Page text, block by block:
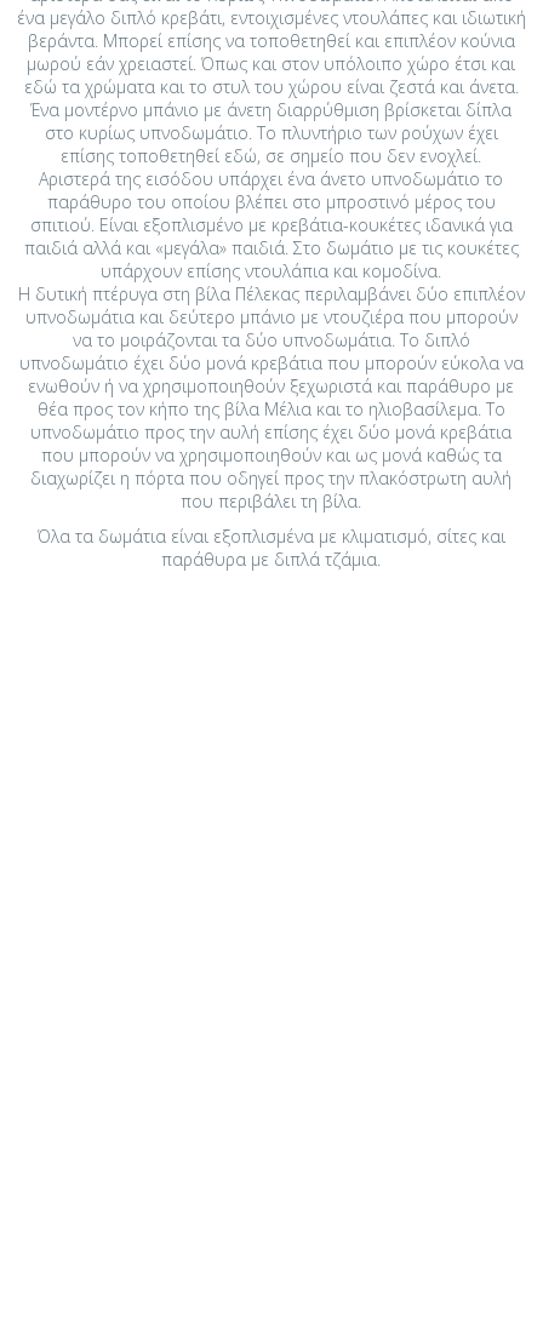
ένα μεγάλο διπλό κρεβάτι, εντοιχισμένες ντουλάπες και ιδιωτική
βεράντα. Μπορεί επίσης να τοποθετηθεί και επιπλέον κούνια
μωρού εάν χρειαστεί. Όπως και στον υπόλοιπο χώρο έτσι και
εδώ τα χρώματα και το στυλ του χώρου είναι ζεστά και άνετα.
Ένα μοντέρνο μπάνιο με άνετη διαρρύθμιση βρίσκεται δίπλα
στο κυρίως υπνοδωμάτιο. Το πλυντήριο των ρούχων έχει
επίσης τοποθετηθεί εδώ, σε σημείο που δεν ενοχλεί.
Αριστερά της εισόδου υπάρχει ένα άνετο υπνοδωμάτιο το
παράθυρο του οποίου βλέπει στο μπροστινό μέρος του
σπιτιού. Είναι εξοπλισμένο με κρεβάτια-κουκέτες ιδανικά για
παιδιά αλλά και «μεγάλα» παιδιά. Στο δωμάτιο με τις κουκέτες
υπάρχουν επίσης ντουλάπια και κομοδίνα.
Η δυτική πτέρυγα στη βίλα Πέλεκας περιλαμβάνει δύο επιπλέον
υπνοδωμάτια και δεύτερο μπάνιο με ντουζιέρα που μπορούν
να το μοιράζονται τα δύο υπνοδωμάτια. Το διπλό
υπνοδωμάτιο έχει δύο μονά κρεβάτια που μπορούν εύκολα να
ενωθούν ή να χρησιμοποιηθούν ξεχωριστά και παράθυρο με
θέα προς τον κήπο της βίλα Μέλια και το ηλιοβασίλεμα. Το
υπνοδωμάτιο προς την αυλή επίσης έχει δύο μονά κρεβάτια
που μπορούν να χρησιμοποιηθούν και ως μονά καθώς τα
διαχωρίζει η πόρτα που οδηγεί προς την πλακόστρωτη αυλή
που περιβάλει τη βίλα.
Όλα τα δωμάτια είναι εξοπλισμένα με κλιματισμό, σίτες και
παράθυρα με διπλά τζάμια.